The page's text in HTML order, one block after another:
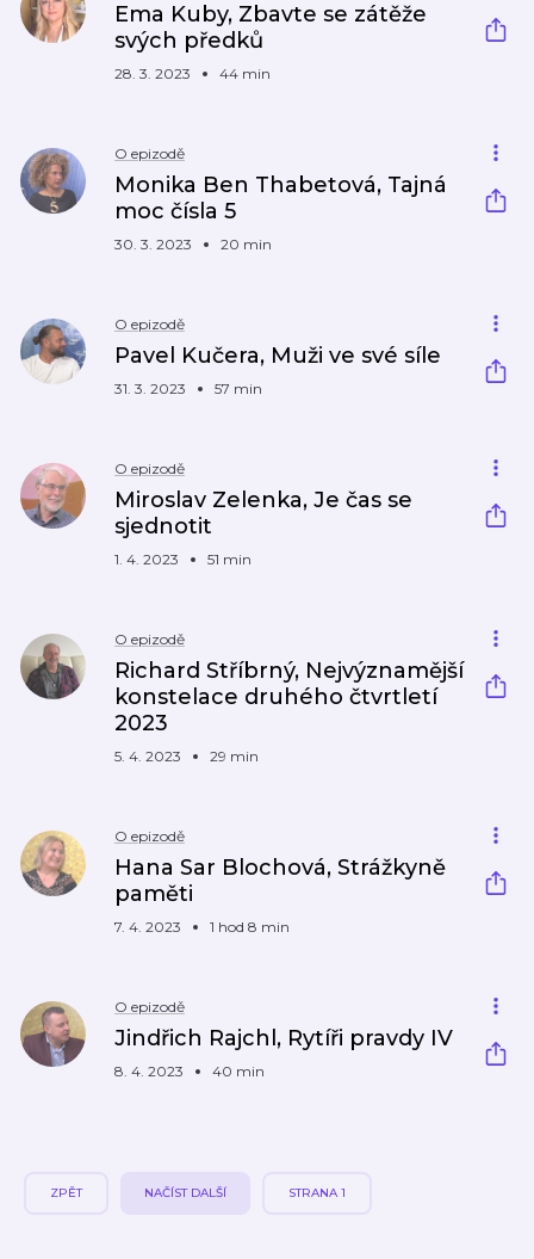
Ema Kuby, Zbavte se zátěže
svých předků
28. 3. 2023 44 min
O epizodě
Monika Ben Thabetová, Tajná
moc čísla 5
30. 3. 2023 20 min
O epizodě
Pavel Kučera, Muži ve své síle
31. 3. 2023 57 min
O epizodě
Miroslav Zelenka, Je čas se
sjednotit
1. 4. 2023 51 min
O epizodě
Richard Stříbrný, Nejvýznamější
konstelace druhého čtvrtletí
2023
5. 4. 2023 29 min
O epizodě
Hana Sar Blochová, Strážkyně
paměti
7. 4. 2023 1 hod 8 min
O epizodě
Jindřich Rajchl, Rytíři pravdy IV
8. 4. 2023 40 min
ZPĚT NAČÍST DALŠÍ STRANA 1